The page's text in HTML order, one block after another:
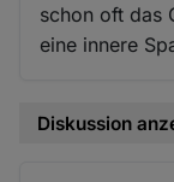
schon oft das
eine innere
Diskussion